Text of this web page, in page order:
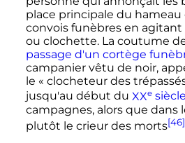
place principale du
convois funèbres en
ou clochette. La coutume
passage d'un cortège
campanier vêtu de noir,
le « clocheteur des
jusqu'au début du XXesiècle
campagnes, alors que dans
plutôt le crieur des morts[46]